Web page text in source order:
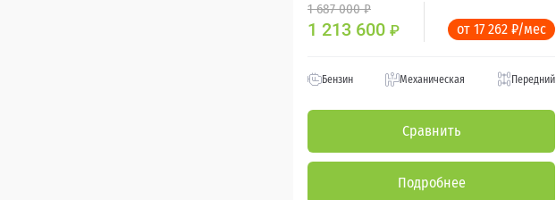
1 687 000 ₽
1 213 600 ₽ от 17 262 ₽/мес
Бензин Механическая Передний
Сравнить
Подробнее